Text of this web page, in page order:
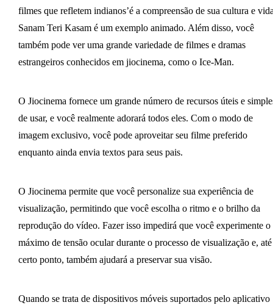
filmes que refletem indianos’é a compreensão de sua cultura e
Sanam Teri Kasam é um exemplo animado. Além disso, você
também pode ver uma grande variedade de filmes e dramas
estrangeiros conhecidos em jiocinema, como o Ice-Man.
O Jiocinema fornece um grande número de recursos úteis e
de usar, e você realmente adorará todos eles. Com o modo de
imagem exclusivo, você pode aproveitar seu filme preferido
enquanto ainda envia textos para seus pais.
O Jiocinema permite que você personalize sua experiência de
visualização, permitindo que você escolha o ritmo e o brilho da
reprodução do vídeo. Fazer isso impedirá que você experimente o
máximo de tensão ocular durante o processo de visualização e, até
certo ponto, também ajudará a preservar sua visão.
Quando se trata de dispositivos móveis suportados pelo aplicativo